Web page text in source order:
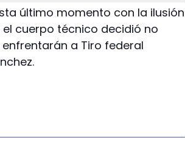
último momento con la ilusión
cuerpo técnico decidió no
enfrentarán a Tiro federal